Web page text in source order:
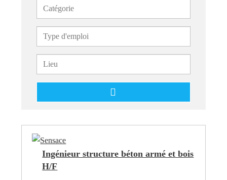
Ingénieur structure béton armé et bois
H/F